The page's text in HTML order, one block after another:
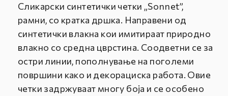
Сликарски синтетички четки „Sonnet”,
рамни, со кратка дршка. Направени од
синтетички влакна кои имитираат природно
влакно со средна цврстина. Соодветни се за
остри линии, пополнување на поголеми
површини како и декорациска работа. Овие
четки задржуваат многу боја и се особено